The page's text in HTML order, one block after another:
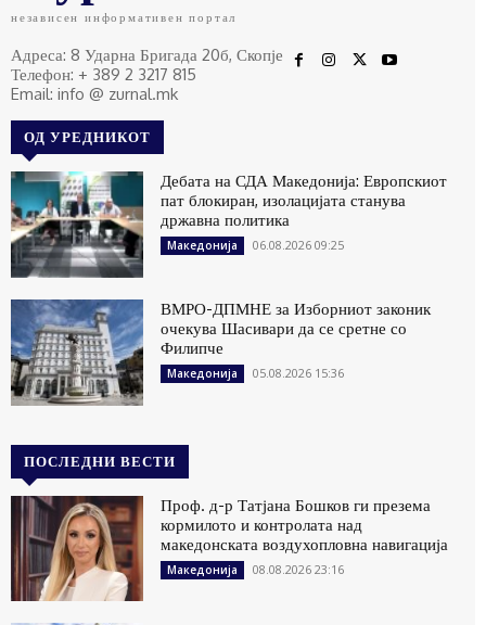
независен информативен портал
Адреса: 8 Ударна Бригада 20б, Скопје
Телефон: + 389 2 3217 815
Email: info @ zurnal.mk
ОД УРЕДНИКОТ
Дебата на СДА Македонија: Европскиот
пат блокиран, изолацијата станува
државна политика
Македонија 06.08.2026 09:25
ВМРО-ДПМНЕ за Изборниот законик
очекува Шасивари да се сретне со
Филипче
Македонија 05.08.2026 15:36
ПОСЛЕДНИ ВЕСТИ
Проф. д-р Татјана Бошков ги презема
кормилото и контролата над
македонската воздухопловна навигација
Македонија 08.08.2026 23:16